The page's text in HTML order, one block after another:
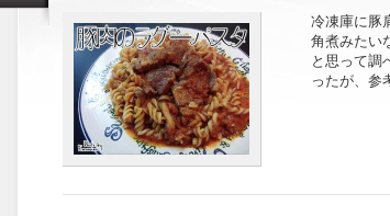
冷凍庫に豚
角煮みたい
と思って調
ったが、参